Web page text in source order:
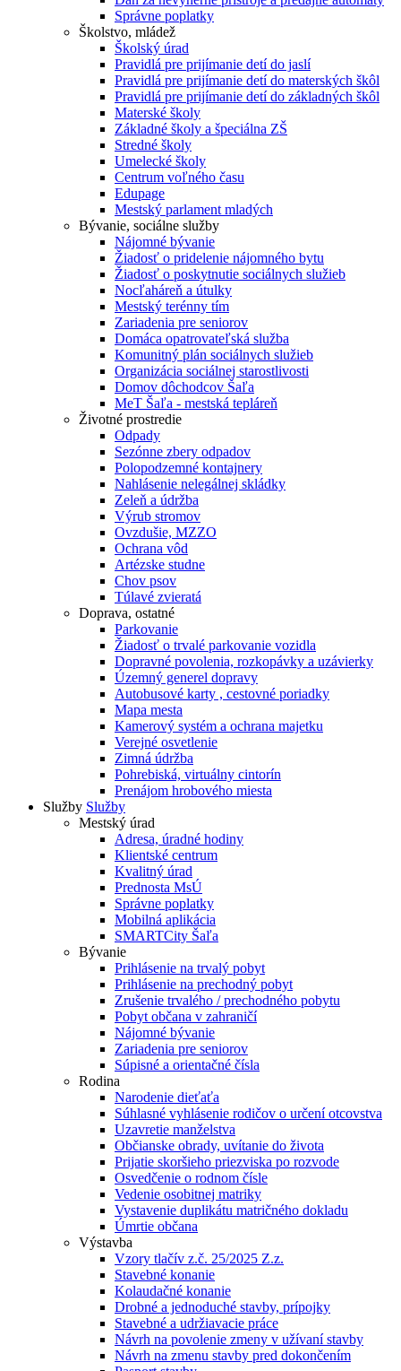
Správne poplatky
Školstvo, mládež
Školský úrad
Pravidlá pre prijímanie detí do jaslí
Pravidlá pre prijímanie detí do materských škôl
Pravidlá pre prijímanie detí do základných škôl
Materské školy
Základné školy a špeciálna ZŠ
Stredné školy
Umelecké školy
Centrum voľného času
Edupage
Mestský parlament mladých
Bývanie, sociálne služby
Nájomné bývanie
Žiadosť o pridelenie nájomného bytu
Žiadosť o poskytnutie sociálnych služieb
Nocľaháreň a útulky
Mestský terénny tím
Zariadenia pre seniorov
Domáca opatrovateľská služba
Komunitný plán sociálnych služieb
Organizácia sociálnej starostlivosti
Domov dôchodcov Šaľa
MeT Šaľa - mestská tepláreň
Životné prostredie
Odpady
Sezónne zbery odpadov
Polopodzemné kontajnery
Nahlásenie nelegálnej skládky
Zeleň a údržba
Výrub stromov
Ovzdušie, MZZO
Ochrana vôd
Artézske studne
Chov psov
Túlavé zvieratá
Doprava, ostatné
Parkovanie
Žiadosť o trvalé parkovanie vozidla
Dopravné povolenia, rozkopávky a uzávierky
Územný generel dopravy
Autobusové karty , cestovné poriadky
Mapa mesta
Kamerový systém a ochrana majetku
Verejné osvetlenie
Zimná údržba
Pohrebiská, virtuálny cintorín
Prenájom hrobového miesta
Služby Služby
Mestský úrad
Adresa, úradné hodiny
Klientské centrum
Kvalitný úrad
Prednosta MsÚ
Správne poplatky
Mobilná aplikácia
SMARTCity Šaľa
Bývanie
Prihlásenie na trvalý pobyt
Prihlásenie na prechodný pobyt
Zrušenie trvalého / prechodného pobytu
Pobyt občana v zahraničí
Nájomné bývanie
Zariadenia pre seniorov
Súpisné a orientačné čísla
Rodina
Narodenie dieťaťa
Súhlasné vyhlásenie rodičov o určení otcovstva
Uzavretie manželstva
Občianske obrady, uvítanie do života
Prijatie skoršieho priezviska po rozvode
Osvedčenie o rodnom čísle
Vedenie osobitnej matriky
Vystavenie duplikátu matričného dokladu
Úmrtie občana
Výstavba
Vzory tlačív z.č. 25/2025 Z.z.
Stavebné konanie
Kolaudačné konanie
Drobné a jednoduché stavby, prípojky
Stavebné a udržiavacie práce
Návrh na povolenie zmeny v užívaní stavby
Návrh na zmenu stavby pred dokončením